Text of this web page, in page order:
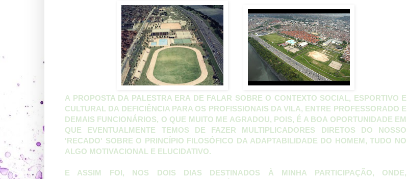
A PROPOSTA DA PALESTRA ERA DE FALAR SOBRE O CONTEXTO SOCIAL, ESPORTIVO E
CULTURAL DA DEFICIÊNCIA PARA OS PROFISSIONAIS DA VILA, ENTRE PROFESSORADO E
DEMAIS FUNCIONÁRIOS, O QUE MUITO ME AGRADOU, POIS, É A BOA OPORTUNIDADE EM
QUE EVENTUALMENTE TEMOS DE FAZER MULTIPLICADORES DIRETOS DO NOSSO
'RECADO' SOBRE O PRINCÍPIO FILOSÓFICO DA ADAPTABILIDADE DO HOMEM, TUDO NO
ALGO MOTIVACIONAL E ELUCIDATIVO.
E ASSIM FOI, NOS DOIS DIAS DESTINADOS À MINHA PARTICIPAÇÃO, ONDE,